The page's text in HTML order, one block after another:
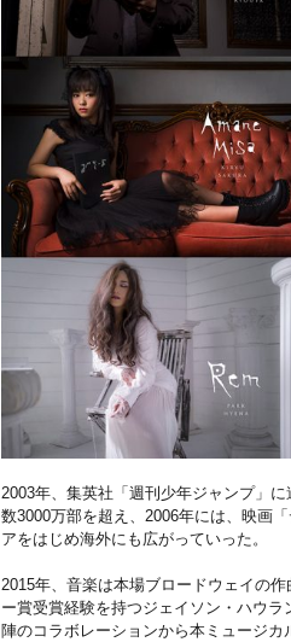
2003年、集英社「週刊少年ジャンプ」
数3000万部を超え、2006年には、映画
アをはじめ海外にも広がっていった。
2015年、音楽は本場ブロードウェイの
ー賞受賞経験を持つジェイソン・ハウ
陣のコラボレーションから本ミュージカ